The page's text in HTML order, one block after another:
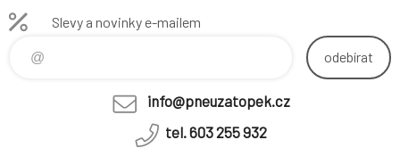
Slevy a novinky e-mailem
odebírat
info@pneuzatopek.cz
tel. 603 255 932